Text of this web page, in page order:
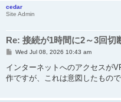
cedar
Site Admin
Re: 接続が1時間に2～3回切
P
s
Wed Jul 08, 2026 10:43 am
インターネットへのアクセスが
作ですが、これは意図したもので